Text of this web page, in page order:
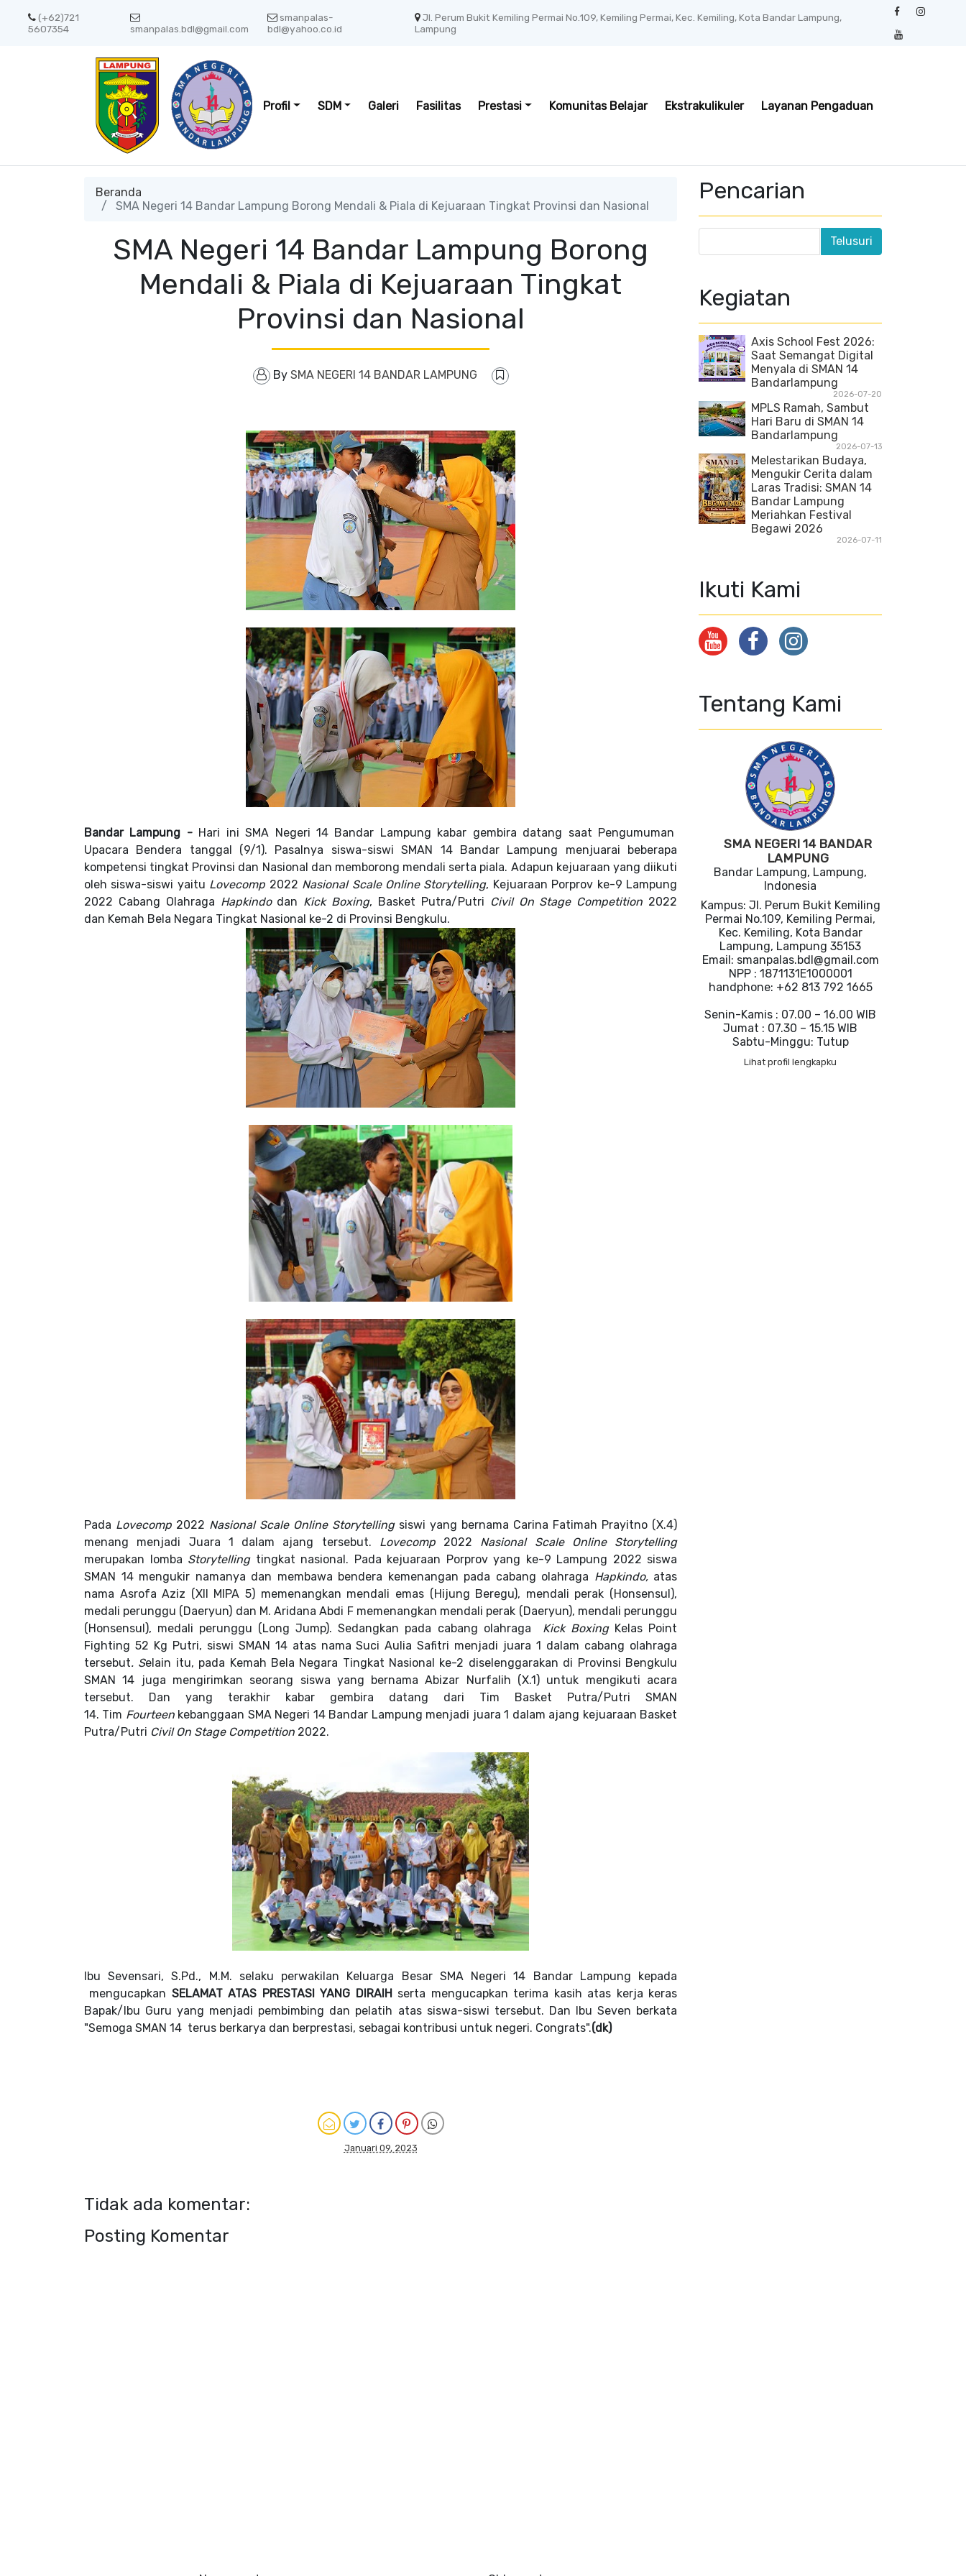
(+62)721
5607354
smanpalas.bdl@gmail.com
smanpalas-
bdl@yahoo.co.id
Jl. Perum Bukit Kemiling Permai No.109, Kemiling Permai, Kec. Kemiling, Kota Bandar Lampung,
Lampung
Profil SDM Galeri Fasilitas Prestasi Komunitas Belajar Ekstrakulikuler Layanan Pengaduan
Beranda
SMA Negeri 14 Bandar Lampung Borong Mendali & Piala di Kejuaraan Tingkat Provinsi dan Nasional
SMA Negeri 14 Bandar Lampung Borong
Mendali & Piala di Kejuaraan Tingkat
Provinsi dan Nasional
By SMA NEGERI 14 BANDAR LAMPUNG
Bandar Lampung - Hari iniSMA Negeri 14 Bandar Lampung kabar gembira datang saat Pengumuman
Upacara Bendera tanggal (9/1). Pasalnya siswa-siswi SMAN 14 Bandar Lampung menjuarai beberapa
kompetensi tingkat Provinsi dan Nasional dan memborong mendali serta piala. Adapun kejuaraan yang diikuti
oleh siswa-siswi yaitu Lovecomp 2022 Nasional Scale Online Storytelling, Kejuaraan Porprov ke-9 Lampung
2022 Cabang Olahraga Hapkindo dan Kick Boxing, Basket Putra/Putri Civil On Stage Competition 2022
dan Kemah Bela Negara Tingkat Nasional ke-2 di Provinsi Bengkulu.
Pada Lovecomp 2022 Nasional Scale Online Storytelling siswi yang bernama Carina Fatimah Prayitno (X.4)
menang menjadi Juara 1 dalam ajang tersebut. Lovecomp2022 Nasional Scale Online Storytelling
merupakan lomba Storytelling tingkat nasional. Pada kejuaraan Porprov yang ke-9 Lampung 2022 siswa
SMAN 14 mengukir namanya dan membawa bendera kemenangan pada cabang olahraga Hapkindo, atas
nama Asrofa Aziz (XII MIPA 5) memenangkan mendali emas (Hijung Beregu), mendali perak (Honsensul),
medali perunggu (Daeryun) dan M. Aridana Abdi F memenangkan mendali perak (Daeryun), mendali perunggu
(Honsensul), medali perunggu (Long Jump). Sedangkan pada cabang olahraga Kick Boxing Kelas Point
Fighting 52 Kg Putri, siswi SMAN 14 atas nama Suci Aulia Safitri menjadi juara 1 dalam cabang olahraga
tersebut. Selain itu, pada Kemah Bela Negara Tingkat Nasional ke-2 diselenggarakan di Provinsi Bengkulu
SMAN 14 juga mengirimkan seorang siswa yang bernama Abizar Nurfalih (X.1) untuk mengikuti acara
tersebut. Dan yang terakhir kabar gembira datang dari Tim Basket Putra/Putri SMAN
14. Tim Fourteen kebanggaan SMA Negeri 14 Bandar Lampung menjadi juara 1 dalam ajang kejuaraan Basket
Putra/Putri Civil On Stage Competition 2022.
Ibu Sevensari, S.Pd., M.M. selaku perwakilan Keluarga Besar SMA Negeri 14 Bandar Lampung kepada
mengucapkan SELAMAT ATAS PRESTASI YANG DIRAIHserta mengucapkan terima kasih atas kerja keras
Bapak/Ibu Guru yang menjadi pembimbing dan pelatih atas siswa-siswi tersebut. Dan Ibu Seven berkata
"Semoga SMAN 14 terus berkarya dan berprestasi, sebagai kontribusi untuk negeri. Congrats".(dk)
Januari 09, 2023
Tidak ada komentar:
Posting Komentar
Pencarian
Kegiatan
Axis School Fest 2026:
Saat Semangat Digital
Menyala di SMAN 14
Bandarlampung
2026-07-20
MPLS Ramah, Sambut
Hari Baru di SMAN 14
Bandarlampung
2026-07-13
Melestarikan Budaya,
Mengukir Cerita dalam
Laras Tradisi: SMAN 14
Bandar Lampung
Meriahkan Festival
Begawi 2026
2026-07-11
Ikuti Kami
Tentang Kami
SMA NEGERI 14 BANDAR
LAMPUNG
Bandar Lampung, Lampung,
Indonesia
Kampus: Jl. Perum Bukit Kemiling
Permai No.109, Kemiling Permai,
Kec. Kemiling, Kota Bandar
Lampung, Lampung 35153
Email: smanpalas.bdl@gmail.com
NPP : 1871131E1000001
handphone: +62 813 792 1665
Senin-Kamis : 07.00 – 16.00 WIB
Jumat : 07.30 – 15.15 WIB
Sabtu-Minggu: Tutup
Lihat profil lengkapku